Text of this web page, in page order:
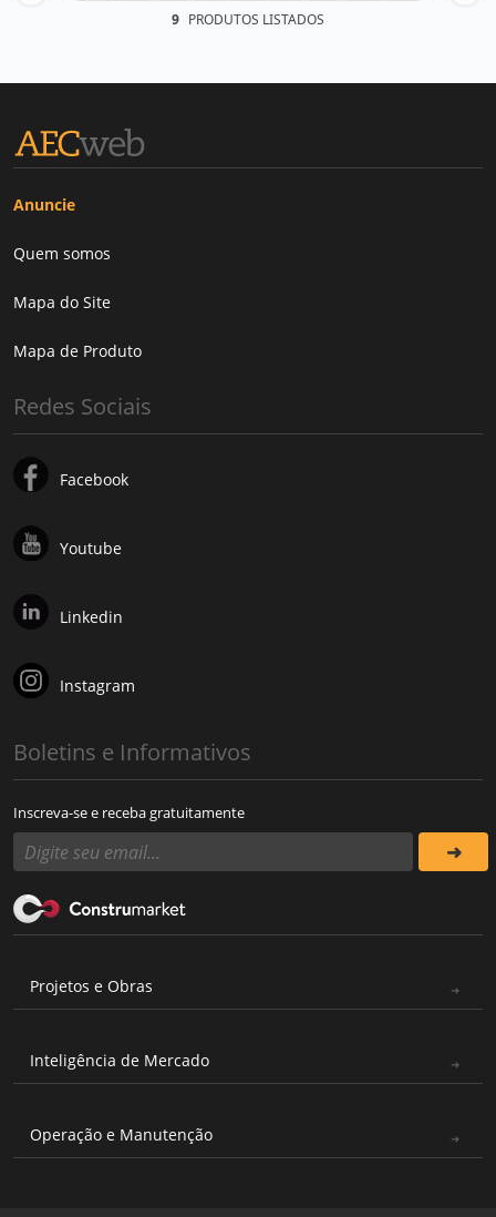
9 PRODUTOS LISTADOS
Anuncie
Quem somos
Mapa do Site
Mapa de Produto
Redes Sociais
Facebook
Youtube
Linkedin
Instagram
Boletins e Informativos
Inscreva-se e receba gratuitamente
Projetos e Obras
Inteligência de Mercado
Operação e Manutenção